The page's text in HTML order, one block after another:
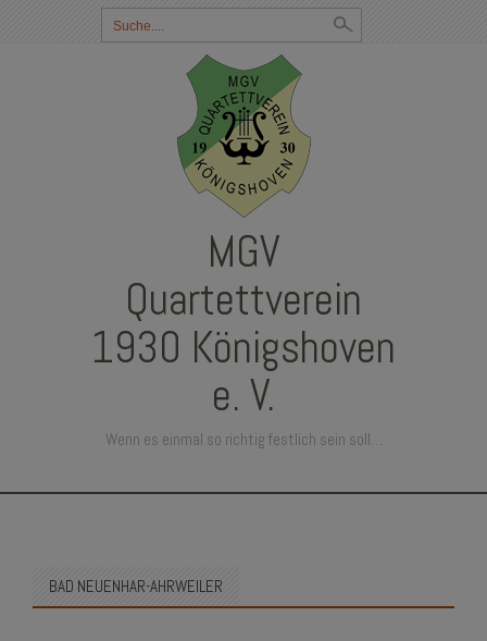
Suchbegriff
eingeben:
MGV
Quartettverein
1930 Königshoven
e. V.
Wenn es einmal so richtig festlich sein soll…
BAD NEUENHAR-AHRWEILER